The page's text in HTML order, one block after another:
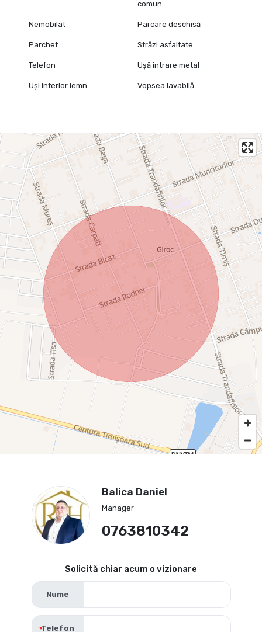
comun
Nemobilat Parcare deschisă
Parchet Străzi asfaltate
Telefon Ușă intrare metal
Uși interior lemn Vopsea lavabilă
Balica Daniel
Manager
0763810342
Solicită chiar acum o vizionare
Nume
Telefon